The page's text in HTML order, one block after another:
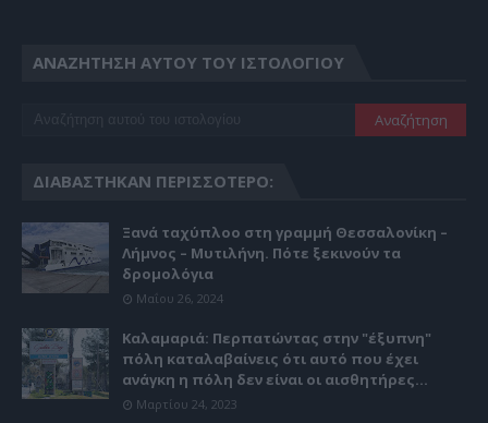
ΑΝΑΖΉΤΗΣΗ ΑΥΤΟΎ ΤΟΥ ΙΣΤΟΛΟΓΊΟΥ
ΔΙΑΒΆΣΤΗΚΑΝ ΠΕΡΙΣΣΌΤΕΡΟ:
Ξανά ταχύπλοο στη γραμμή Θεσσαλονίκη –
Λήμνος – Μυτιλήνη. Πότε ξεκινούν τα
δρομολόγια
Μαΐου 26, 2024
Καλαμαριά: Περπατώντας στην "έξυπνη"
πόλη καταλαβαίνεις ότι αυτό που έχει
ανάγκη η πόλη δεν είναι οι αισθητήρες...
Μαρτίου 24, 2023